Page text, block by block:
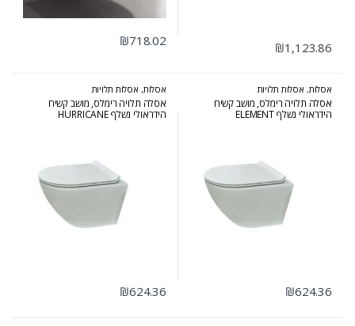
₪1,123.86
₪718.02
אסלות, אסלות תלויות
אסלה תלויה רימלס, מושב קשיח
הידראולי נשלף ELEMENT
₪624.36
אסלות, אסלות תלויות
אסלה תלויה רימלס, מושב קשיח
הידראולי נשלף HURRICANE
₪624.36